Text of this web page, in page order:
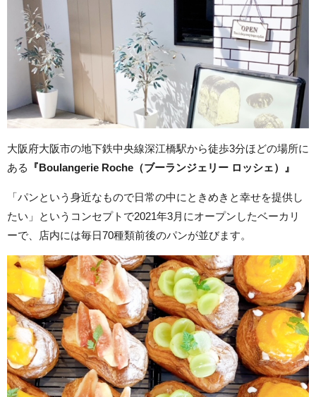
大阪府大阪市の地下鉄中央線深江橋駅から徒歩3分ほどの場所に
ある
『Boulangerie Roche（ブーランジェリー ロッシェ）』
「パンという身近なもので日常の中にときめきと幸せを提供し
たい」というコンセプトで2021年3月にオープンしたベーカリ
ーで、店内には毎日70種類前後のパンが並びます。